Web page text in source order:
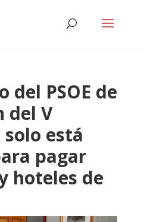
del PSOE de
del V
está
pagar
hoteles de